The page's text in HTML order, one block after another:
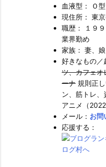
血液型： Ｏ型
現住所： 東
職歴： １９
業界勤め
家族： 妻、
好きなもの／
ツ、カフェオ
ーナ 規則正
ン、筋トレ、
アニメ（
メール： お問
応援する：